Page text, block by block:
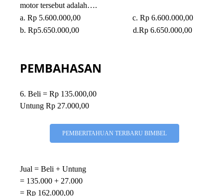
motor tersebut adalah….
a. Rp 5.600.000,00 c. Rp 6.600.000,00
b. Rp5.650.000,00 d.Rp 6.650.000,00
PEMBAHASAN
6. Beli = Rp 135.000,00
Untung Rp 27.000,00
PEMBERITAHUAN TERBARU BIMBEL
Jual = Beli + Untung
= 135.000 + 27.000
= Rp 162.000,00